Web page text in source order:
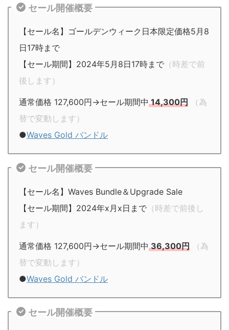
セール開催概要
【セール名】ゴールデンウィーク日本限定価格5月8
日17時まで
【セール期間】2024年5月8日17時まで （時差で前
後します）
通常価格 127,600円→セール期間中14,300円
（為
替で変動します）
●Waves Gold バンドル
セール開催概要
【セール名】Waves Bundle＆Upgrade Sale
【セール期間】2024年x月x日まで （時差で前後し
ます）
通常価格 127,600円→セール期間中36,300円
（為
替で変動します）
●Waves Gold バンドル
セール開催概要